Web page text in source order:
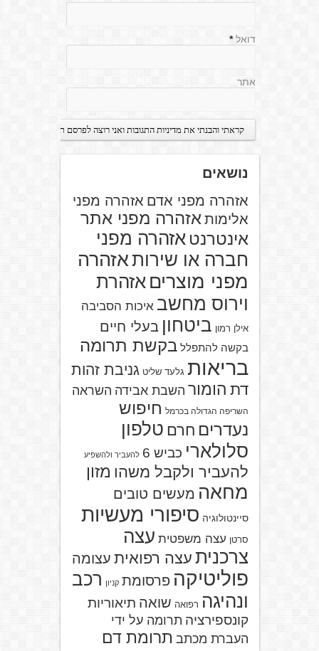
דואל *
אתר
נושאים
אזהרה מפני אדם אזהרה מפני
אלימות אזהרה מפני אתר
אינטרנט אזהרה מפני
חברה או שירותאזהרה
מפני מוצרים אזהרת
וירוס מחשב איכות הסביבה
אילן רמון ביטחון בעלי חיים
בקשה להתפלל בקשת תרומה
בריאות גלעד שליט גניבת זהות
דת הומור השבת אבידה השראה
השריפה הגדולה בכרמל חיפוש
נעדרים חרם טלפון
סלולארי כביש 6 להעביר ולהשפיע
להעביר ולקבל משהו מזון
מחאה מעשים טובים
סיינטולוגיה סיפורי מעשיות
סרטן עצה משפטית עצה
צרכנית עצה רפואית עצומה
פוליטיקה פרסומת קניון רכב
ונהיגה רפואה שואה תיאוריות
קונספירציה תרומה על ידי
העברת מכתב תרומת דם